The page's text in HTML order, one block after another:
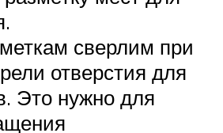
сверлим при
отверстия для
Это нужно для